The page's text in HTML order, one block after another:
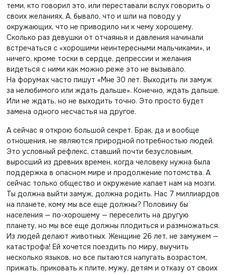
теми, кто говорил это, или переставали вслух говорить о
своих желаниях. А, бывало, что и шли на поводу у
окружающих, что не приводило ни к чему хорошему.
Сколько раз девушки от отчаянья и давления начинали
встречаться с «хорошими неинтересными мальчиками», и
ничего, кроме тоски в сердце, депрессии и желания
видеться с ними как можно реже это не вызывало.
На форумах часто пишут «Мне 30 лет. Выходить ли замуж
за нелюбимого или ждать дальше». Конечно, ждать дальше.
Или не ждать, но не выходить точно. Это просто будет
замена одного несчастья на другое.
А сейчас я открою большой секрет. Брак, да и вообще
отношения, не являются природной потребностью людей.
Это условный рефлекс, ставший почти безусловным,
выросший из древних времен, когда человеку нужна была
поддержка в опасном мире и продолжение потомства. А
сейчас только общество и окружение капает нам на мозги.
Ты должна выйти замуж, должна родить. Нас 7 миллиардов
на планете, кому мы все еще должны? Половину бы
населения — по-хорошему — переселить на другую
планету, но мы все еще должны плодиться и размножаться.
Из людей делают животных. Женщине 26 лет, не замужем —
катастрофа! Ей хочется поездить по миру, выучить
несколько языков, но все пытаются напугать возрастом,
прижать, приковать к плите, мужу, детям и отказу от своих